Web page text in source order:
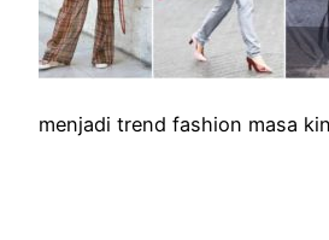
menjadi trend fashion masa